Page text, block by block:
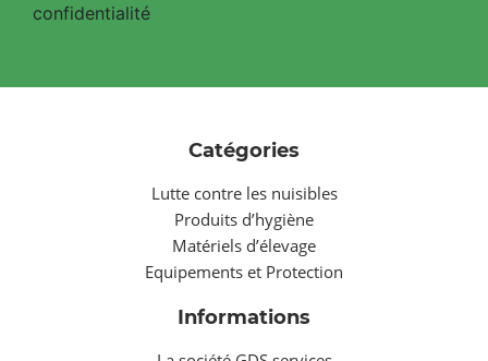
confidentialité
Catégories
Lutte contre les nuisibles
Produits d’hygiène
Matériels d’élevage
Equipements et Protection
Informations